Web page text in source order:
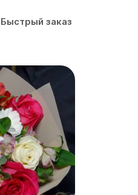
Быстрый заказ